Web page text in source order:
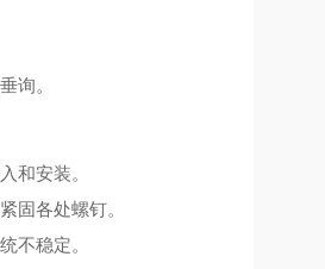
询。
和安装。
固各处螺钉。
不稳定。